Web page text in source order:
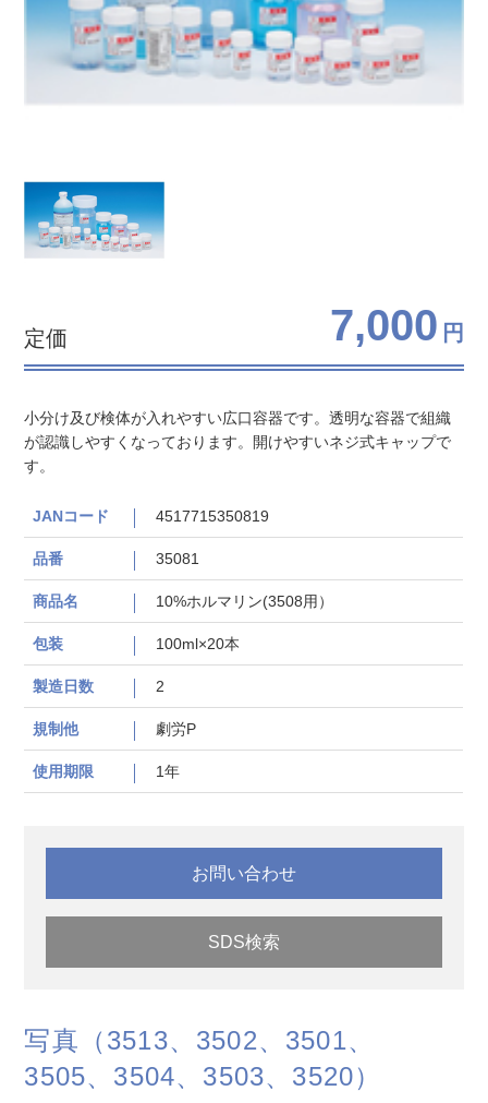
定価 7,000 円
小分け及び検体が入れやすい広口容器です。透明な容器で組織
が認識しやすくなっております。開けやすいネジ式キャップで
す。
JANコード 4517715350819
品番 35081
商品名 10%ホルマリン(3508用）
包装 100ml×20本
製造日数 2
規制他 劇労P
使用期限 1年
お問い合わせ
SDS検索
写真（3513、3502、3501、
3505、3504、3503、3520）